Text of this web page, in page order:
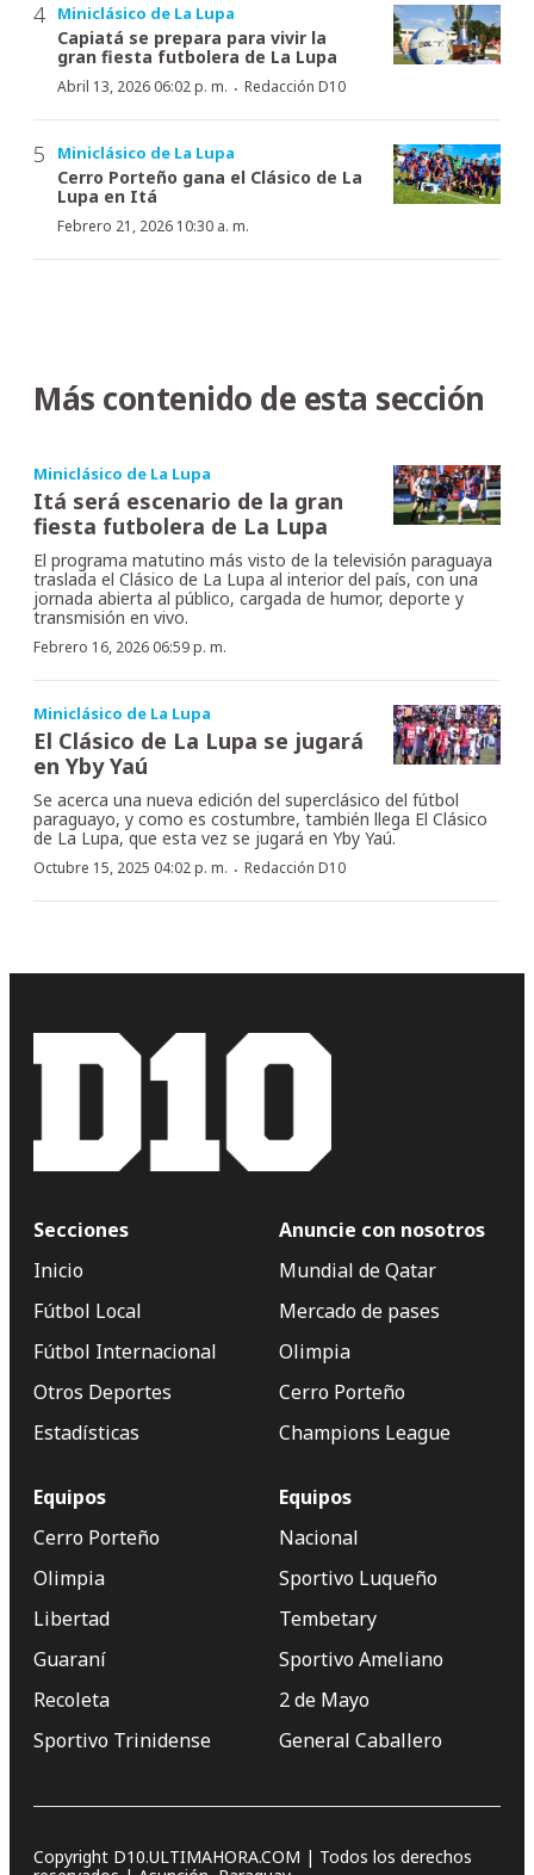
Miniclásico de La Lupa
Capiatá se prepara para vivir la
gran fiesta futbolera de La Lupa
Abril 13, 2026 06:02 p. m. · Redacción D10
Miniclásico de La Lupa
Cerro Porteño gana el Clásico de La
Lupa en Itá
Febrero 21, 2026 10:30 a. m.
Más contenido de esta sección
Miniclásico de La Lupa
Itá será escenario de la gran
fiesta futbolera de La Lupa
El programa matutino más visto de la televisión paraguaya
traslada el Clásico de La Lupa al interior del país, con una
jornada abierta al público, cargada de humor, deporte y
transmisión en vivo.
Febrero 16, 2026 06:59 p. m.
Miniclásico de La Lupa
El Clásico de La Lupa se jugará
en Yby Yaú
Se acerca una nueva edición del superclásico del fútbol
paraguayo, y como es costumbre, también llega El Clásico
de La Lupa, que esta vez se jugará en Yby Yaú.
Octubre 15, 2025 04:02 p. m. · Redacción D10
Secciones
Inicio
Fútbol Local
Fútbol Internacional
Otros Deportes
Estadísticas
Anuncie con nosotros
Mundial de Qatar
Mercado de pases
Olimpia
Cerro Porteño
Champions League
Equipos
Cerro Porteño
Olimpia
Libertad
Guaraní
Recoleta
Sportivo Trinidense
Equipos
Nacional
Sportivo Luqueño
Tembetary
Sportivo Ameliano
2 de Mayo
General Caballero
Copyright D10.ULTIMAHORA.COM | Todos los derechos